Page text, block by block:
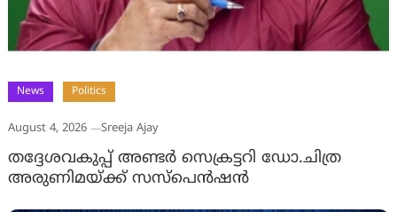
News Politics
August 4, 2026 Sreeja Ajay
തദ്ദേശവകുപ്പ് അണ്ടര്‍ സെക്രട്ടറി ഡോ.ചിത്ര
അരുണിമയ്ക്ക് സസ്‌പെന്‍ഷന്‍